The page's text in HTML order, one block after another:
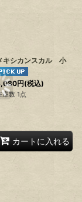
キシカンスカル 小
円(税込)
庫数 1点
カートに入れる